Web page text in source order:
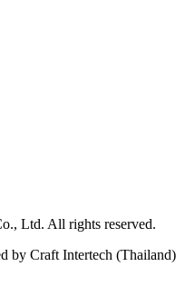
Ltd. All rights reserved.
by Craft Intertech (Thailand)